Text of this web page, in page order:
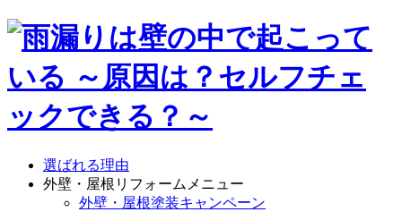
選ばれる理由
外壁・屋根リフォームメニュー
外壁・屋根塗装キャンペーン